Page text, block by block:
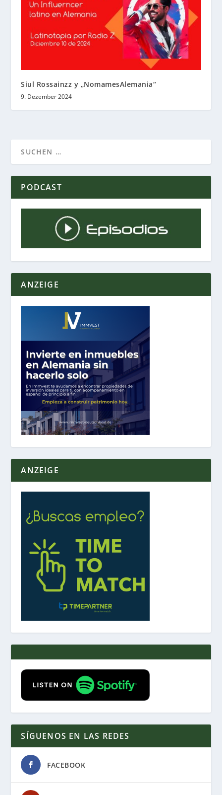
Siul Rossainzz y „NomamesAlemania“
9. Dezember 2024
PODCAST
ANZEIGE
ANZEIGE
SÍGUENOS EN LAS REDES
FACEBOOK